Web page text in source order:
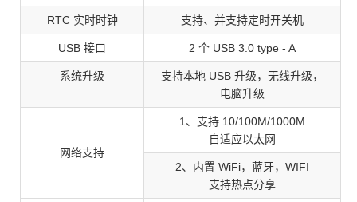
RTC 实时时钟 支持、并支持定时开关机
USB 接口 2 个 USB 3.0 type - A
系统升级
支持本地 USB 升级，无线升级，
电脑升级
网络支持
1、支持 10/100M/1000M
自适应以太网
2、内置 WiFi，蓝牙，WIFI
支持热点分享